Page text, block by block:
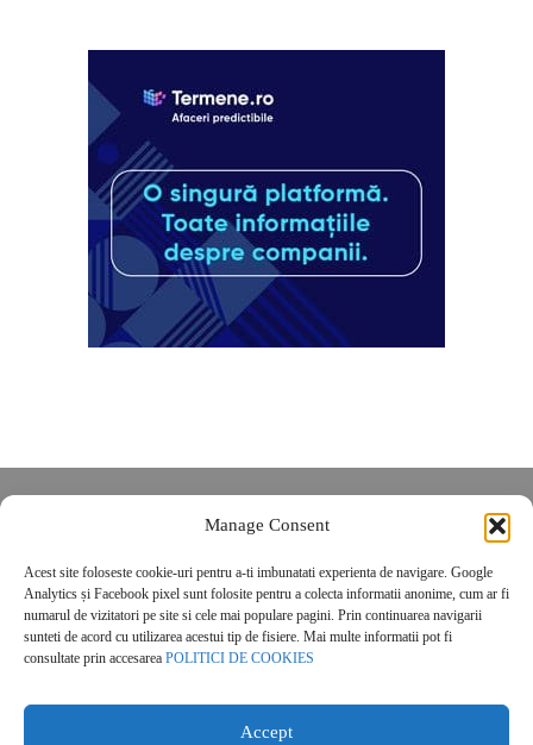
Manage Consent
Acest site foloseste cookie-uri pentru a-ti imbunatati experienta de navigare. Google
Analytics și Facebook pixel sunt folosite pentru a colecta informatii anonime, cum ar fi
numarul de vizitatori pe site si cele mai populare pagini. Prin continuarea navigarii
sunteti de acord cu utilizarea acestui tip de fisiere. Mai multe informatii pot fi
consultate prin accesarea POLITICI DE COOKIES
Accept
POLITICĂ DE CONFIDENȚIALITATE
Politica de cookies